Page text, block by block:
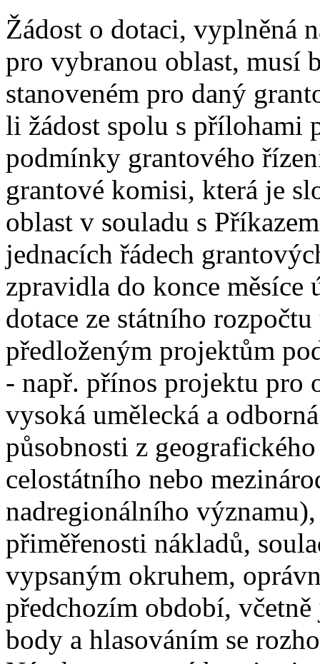
Žádost o dotaci, vyplněná
pro vybranou oblast, musí
stanoveném pro daný
li žádost spolu s přílohami
podmínky grantového
grantové komisi, která je
oblast v souladu s
jednacích řádech
zpravidla do konce měsíce
dotace ze státního
předloženým projektům
- např. přínos projektu pro
vysoká umělecká a
působnosti z
celostátního nebo
nadregionálního
přiměřenosti nákladů,
vypsaným okruhem,
předchozím období,
body a hlasováním se